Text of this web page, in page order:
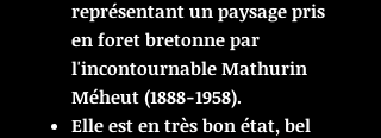
représentant un paysage pris
en foret bretonne par
l'incontournable Mathurin
Méheut (1888-1958).
Elle est en très bon état, bel